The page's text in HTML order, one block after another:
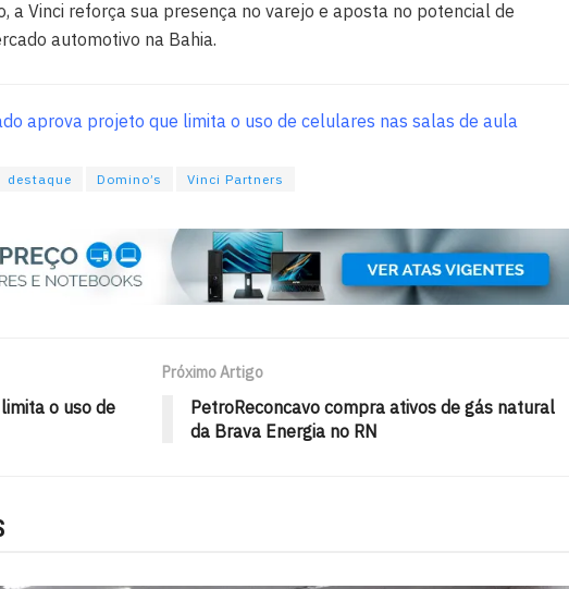
a Vinci reforça sua presença no varejo e aposta no potencial de
automotivo na Bahia.
aprova projeto que limita o uso de celulares nas salas de aula
destaque Domino’s Vinci Partners
o uso de
Próximo Artigo
PetroReconcavo compra ativos de gás natural
da Brava Energia no RN